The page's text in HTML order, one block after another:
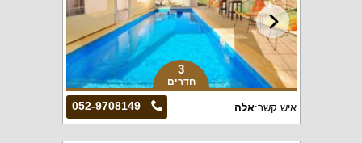
3
חדרים
052-9708149 איש קשר:אלה